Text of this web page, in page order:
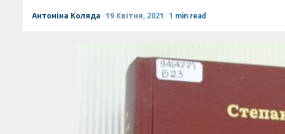
Антоніна Коляда 19 Квітня, 2021 1 min read